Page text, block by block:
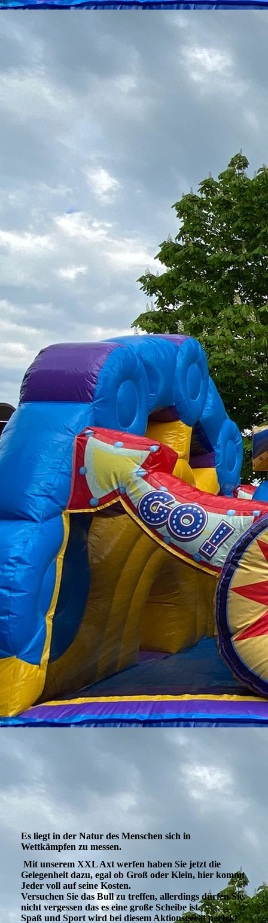
Es liegt in der Natur des Menschen sich in
Wettkämpfen zu messen.
Mit unserem XXL Axt werfen haben Sie jetzt die
Gelegenheit dazu, egal ob Groß oder Klein, hier kommt
Jeder voll auf seine Kosten.
Versuchen Sie das Bull zu treffen, allerdings dürfen Sie
nicht vergessen das es eine große Scheibe ist.
Spaß und Sport wird bei diesem Aktionsgerät perfekt